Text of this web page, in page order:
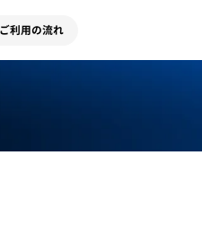
ご利用の流れ